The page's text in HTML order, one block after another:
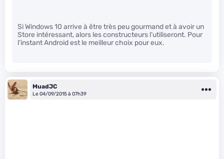
Si Windows 10 arrive à être très peu gourmand et à avoir un
Store intéressant, alors les constructeurs l’utiliseront. Pour
l’instant Android est le meilleur choix pour eux.
MuadJC
Le 04/09/2015 à 07h39